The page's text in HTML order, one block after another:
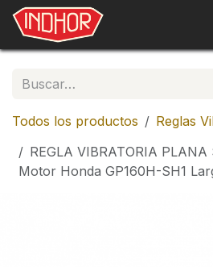
Ir al contenido
Todos los productos
Reglas
REGLA VIBRATORIA PLANA
Motor Honda GP160H-SH1